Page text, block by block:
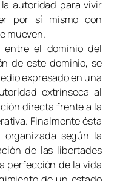
autoridad para vivir
por sí mismo con
mueven.
entre el dominio del
de este dominio, se
expresado en una
extrínseca al
directa frente a la
Finalmente ésta
según la
de las libertades
perfección de la vida